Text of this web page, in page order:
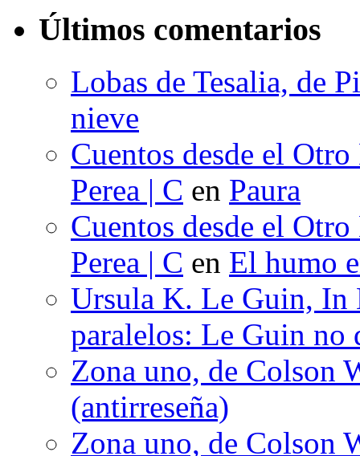
Últimos comentarios
Lobas de Tesalia, de
nieve
Cuentos desde el
Perea | C en Paura
Cuentos desde el
Perea | C en El humo
Ursula K. Le Guin, In
paralelos: Le Guin no
Zona uno, de Colson
(antirreseña)
Zona uno, de Colson